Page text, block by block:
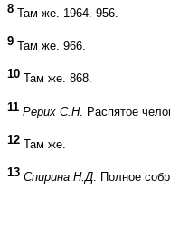
8 Там же. 1964. 956.
9 Там же. 966.
10 Там же. 868.
11 Рерих С.Н. Распятое
12 Там же.
13 Спирина Н.Д. Полное